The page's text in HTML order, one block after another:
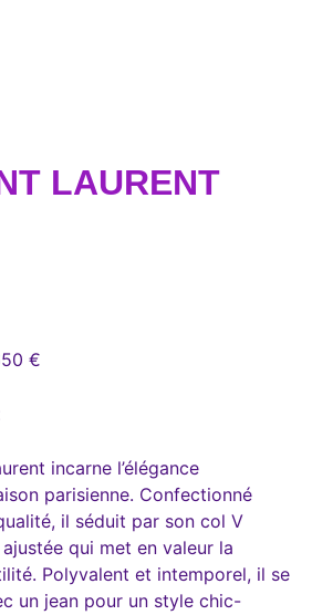
LAURENT
€
incarne l’élégance
parisienne. Confectionné
il séduit par son col V
qui met en valeur la
Polyvalent et intemporel, il se
un jean pour un style chic-